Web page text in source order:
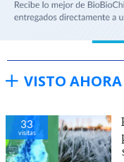
VISTO AHORA
33
visitas